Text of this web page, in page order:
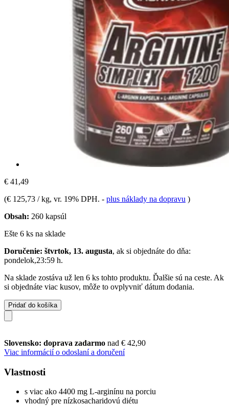
€ 41,49
(€ 125,73 / kg, vr. 19% DPH. - plus náklady na dopravu )
Obsah: 260 kapsúl
Ešte 6 ks na sklade
Doručenie: štvrtok, 13. augusta, ak si objednáte do dňa:
pondelok,23:59 h.
Na sklade zostáva už len 6 ks tohto produktu. Ďalšie sú na ceste. Ak
si objednáte viac kusov, môže to ovplyvniť dátum dodania.
Pridať do košíka
Slovensko: doprava zadarmo nad € 42,90
Viac informácií o odoslaní a doručení
Vlastnosti
s viac ako 4400 mg L-arginínu na porciu
vhodný pre nízkosacharidovú diétu